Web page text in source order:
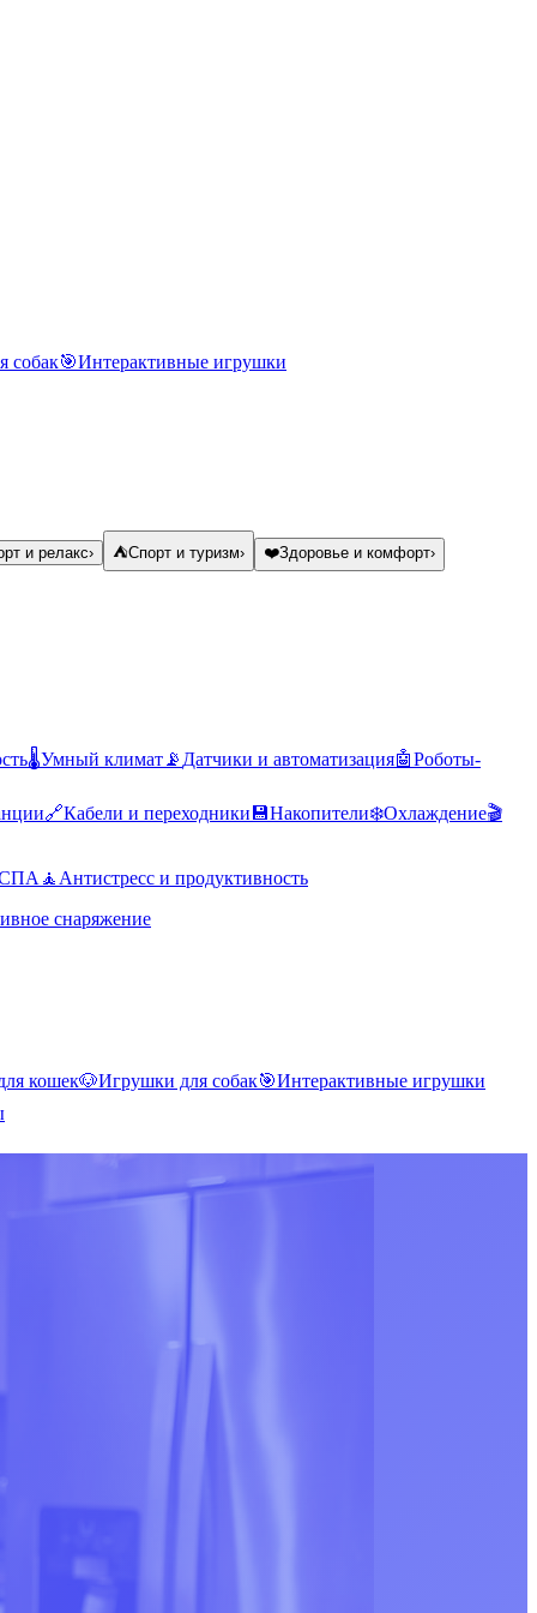
собак🎯Интерактивные игрушки
и релакс› ⛺Спорт и туризм› ❤️Здоровье и комфорт›
🌡️Умный климат 📡 Датчики и автоматизация🤖Роботы-
🔗Кабели и переходники 💾Накопители❄️Охлаждение🎬
СПА 🧘 Антистресс и продуктивность
снаряжение
кошек🐶Игрушки для собак🎯Интерактивные игрушки